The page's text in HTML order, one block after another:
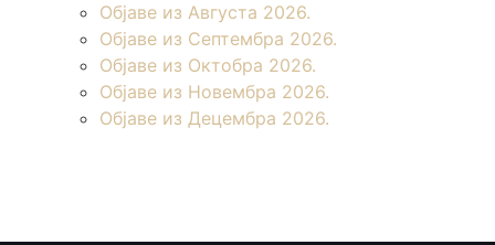
Објаве из Августа 2026.
Објаве из Септембра 2026.
Објаве из Октобра 2026.
Објаве из Новембра 2026.
Објаве из Децембра 2026.